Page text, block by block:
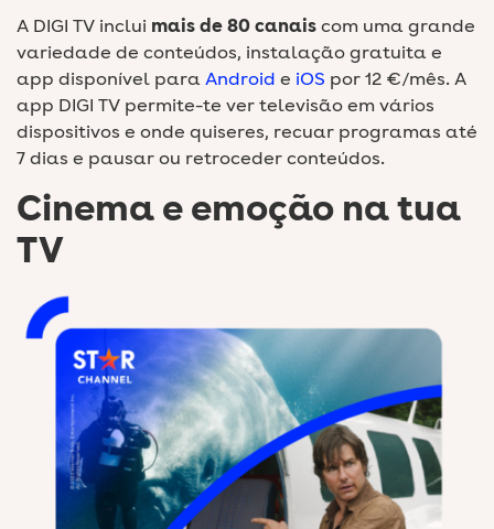
A DIGI TV inclui mais de 80 canaiscom uma grande
variedade de conteúdos, instalação gratuita e
app disponível paraAndroid e iOS por 12 €/mês. A
app DIGI TV permite-te ver televisão em vários
dispositivos e onde quiseres, recuar programas até
7 dias e pausar ou retroceder conteúdos.
Cinema e emoção na tua
TV